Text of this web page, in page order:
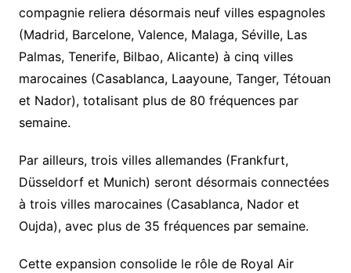
compagnie reliera désormais neuf villes espagnoles
(Madrid, Barcelone, Valence, Malaga, Séville, Las
Palmas, Tenerife, Bilbao, Alicante) à cinq villes
marocaines (Casablanca, Laayoune, Tanger, Tétouan
et Nador), totalisant plus de 80 fréquences par
semaine.
Par ailleurs, trois villes allemandes (Frankfurt,
Düsseldorf et Munich) seront désormais connectées
à trois villes marocaines (Casablanca, Nador et
Oujda), avec plus de 35 fréquences par semaine.
Cette expansion consolide le rôle de Royal Air